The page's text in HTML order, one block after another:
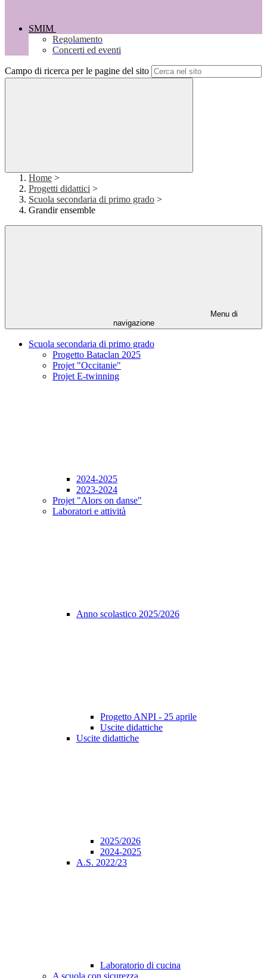
SMIM
Regolamento
Concerti ed eventi
Campo di ricerca per le pagine del sito
Home >
Progetti didattici >
Scuola secondaria di primo grado >
Grandir ensemble
Menu di
navigazione
Scuola secondaria di primo grado
Progetto Bataclan 2025
Projet "Occitanie"
Projet E-twinning
2024-2025
2023-2024
Projet "Alors on danse"
Laboratori e attività
Anno scolastico 2025/2026
Progetto ANPI - 25 aprile
Uscite didattiche
Uscite didattiche
2025/2026
2024-2025
A.S. 2022/23
Laboratorio di cucina